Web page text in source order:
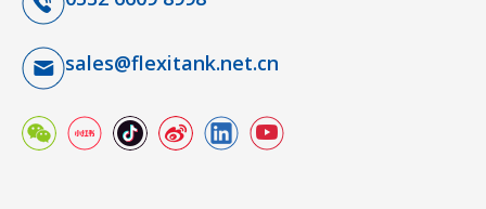
sales@flexitank.net.cn